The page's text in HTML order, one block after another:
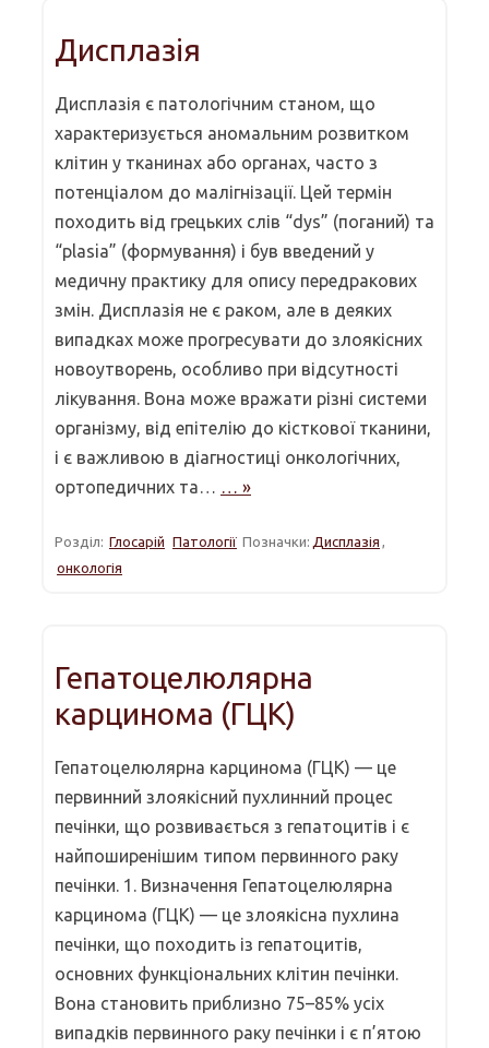
Дисплазія
Дисплазія є патологічним станом, що
характеризується аномальним розвитком
клітин у тканинах або органах, часто з
потенціалом до малігнізації. Цей термін
походить від грецьких слів “dys” (поганий) та
“plasia” (формування) і був введений у
медичну практику для опису передракових
змін. Дисплазія не є раком, але в деяких
випадках може прогресувати до злоякісних
новоутворень, особливо при відсутності
лікування. Вона може вражати різні системи
організму, від епітелію до кісткової тканини,
і є важливою в діагностиці онкологічних,
ортопедичних та… … »
Розділ: Глосарій Патології Позначки: Дисплазія ,
онкологія
Гепатоцелюлярна
карцинома (ГЦК)
Гепатоцелюлярна карцинома (ГЦК) — це
первинний злоякісний пухлинний процес
печінки, що розвивається з гепатоцитів і є
найпоширенішим типом первинного раку
печінки. 1. Визначення Гепатоцелюлярна
карцинома (ГЦК) — це злоякісна пухлина
печінки, що походить із гепатоцитів,
основних функціональних клітин печінки.
Вона становить приблизно 75–85% усіх
випадків первинного раку печінки і є п’ятою